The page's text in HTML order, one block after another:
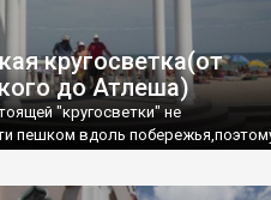
кругосветка(от
до Атлеша)
"кругосветки" не
пешком вдоль